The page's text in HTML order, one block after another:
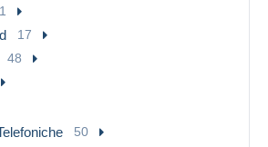
1
17
48
50